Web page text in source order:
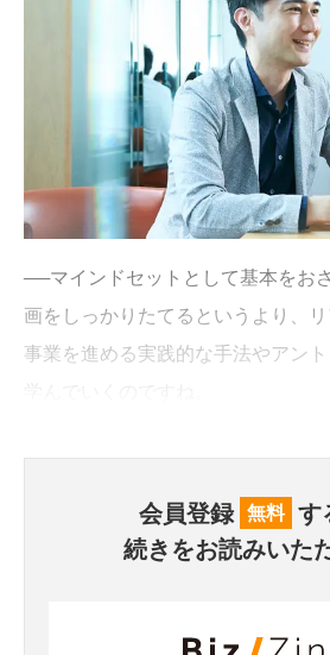
──マインドセットとして基本をお
画をしっかりたてるというより、
事業を進める実践的な手法やアン
会員登録 無料 す
続きをお読みいた